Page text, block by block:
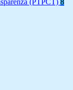
(PTPCT) 8